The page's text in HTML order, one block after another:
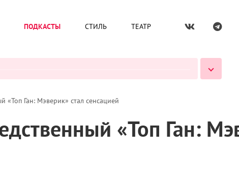
ПОДКАСТЫ СТИЛЬ ТЕАТР
«Топ Ган: Мэверик» стал сенсацией
«Топ Ган: